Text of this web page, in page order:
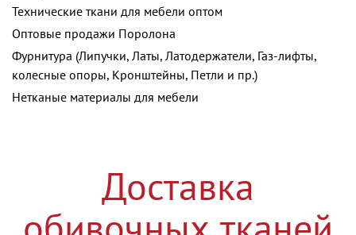
Технические ткани для мебели оптом
Оптовые продажи Поролона
Фурнитура (Липучки, Латы, Латодержатели, Газ-лифты,
колесные опоры, Кронштейны, Петли и пр.)
Нетканые материалы для мебели
Доставка